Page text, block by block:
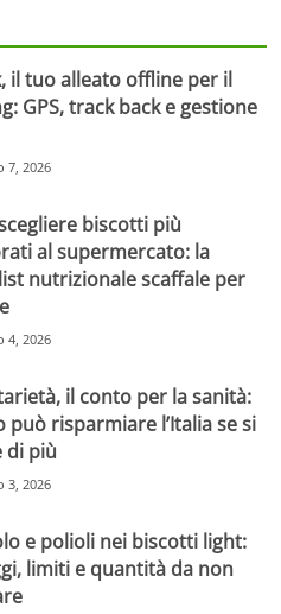
il tuo alleato offline per il
GPS, track back e gestione
7, 2026
biscotti più
al supermercato: la
nutrizionale scaffale per
4, 2026
il conto per la sanità:
può risparmiare l’Italia se si
di più
3, 2026
e polioli nei biscotti light:
limiti e quantità da non